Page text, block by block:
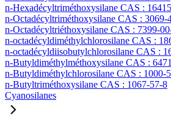
n-Hexadécyltriméthoxysilane CAS :
n-Octadécyltriméthoxysilane CAS : 3069-
n-Octadécyltriéthoxysilane CAS : 7399-
n-octadécyldiméthylchlorosilane CAS :
n-octadécyldiisobutylchlorosilane CAS :
n-Butyldiméthylméthoxysilane CAS :
n-Butyldiméthylchlorosilane CAS : 1000-
n-Butyltriméthoxysilane CAS : 1067-57-8
Cyanosilanes